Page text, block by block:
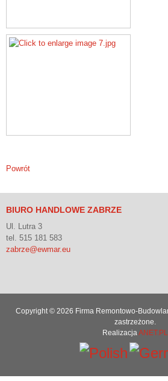
Powrót
BIURO HANDLOWE ZABRZE
Ul. Lutra 3
tel. 515 181 583
zabrze@ewmar.eu
Copyright © 2026 Firma Remontowo-
zastrzeżone.
RealizacjaANET.PL